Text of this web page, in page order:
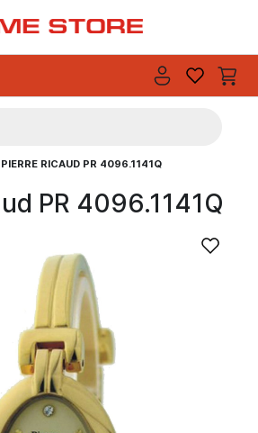
PIERRE RICAUD PR 4096.1141Q
PR 4096.1141Q